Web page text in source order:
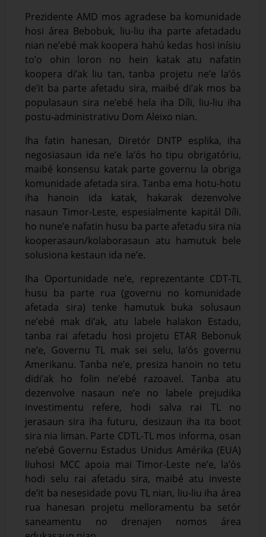
Prezidente AMD mos agradese ba komunidade
hosi área Bebobuk, liu-liu iha parte afetadadu
nian ne’ebé mak koopera hahú kedas hosi inísiu
to’o ohin loron no hein katak atu nafatin
koopera di’ak liu tan, tanba projetu ne’e la’ós
de’it ba parte afetadu sira, maibé di’ak mos ba
populasaun sira ne’ebé hela iha Díli, liu-liu iha
postu-administrativu Dom Aleixo nian.
Iha fatin hanesan, Diretór DNTP esplika, iha
negosiasaun ida ne’e la’ós ho tipu obrigatóriu,
maibé konsensu katak parte governu la obriga
komunidade afetada sira. Tanba ema hotu-hotu
iha hanoin ida katak, hakarak dezenvolve
nasaun Timor-Leste, espesialmente kapitál Díli.
ho nune’e nafatin husu ba parte afetadu sira nia
kooperasaun/kolaborasaun atu hamutuk bele
solusiona kestaun ida ne’e.
Iha Oportunidade ne’e, reprezentante CDT-TL
husu ba parte rua (governu no komunidade
afetada sira) tenke hamutuk buka solusaun
ne’ebé mak di’ak, atu labele halakon Estadu,
tanba rai afetadu hosi projetu ETAR Bebonuk
ne’e, Governu TL mak sei selu, la’ós governu
Amerikanu. Tanba ne’e, presiza hanoin no tetu
didi’ak ho folin ne’ebé razoavel. Tanba atu
dezenvolve nasaun ne’e no labele prejudika
investimentu refere, hodi salva rai TL no
jerasaun sira iha futuru, desizaun iha ita boot
sira nia liman. Parte CDTL-TL mos informa, osan
ne’ebé Governu Estadus Unidus Amérika (EUA)
liuhosi MCC apoia mai Timor-Leste ne’e, la’ós
hodi selu rai afetadu sira, maibé atu investe
de’it ba nesesidade povu TL nian, liu-liu iha área
rua hanesan projetu melloramentu ba setór
saneamentu no drenajen nomos área